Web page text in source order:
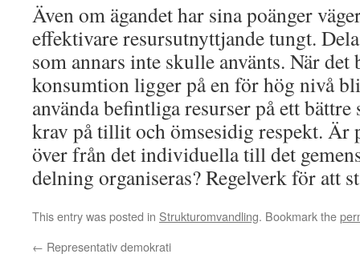
Även om ägandet har sina poänger
effektivare resursutnyttjande tungt.
som annars inte skulle använts. När
konsumtion ligger på en för hög nivå
använda befintliga resurser på ett
krav på tillit och ömsesidig respekt. Är
över från det individuella till det
delning organiseras? Regelverk för att
This entry was posted in Strukturomvandling. Bookmark the
← Representativ demokrati